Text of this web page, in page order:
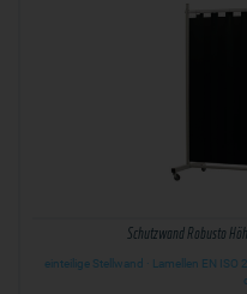
Schutzwand Robusto
einteilige Stellwand · Lamellen EN